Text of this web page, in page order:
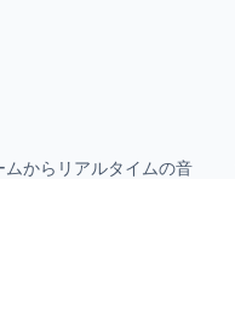
からリアルタイムの音